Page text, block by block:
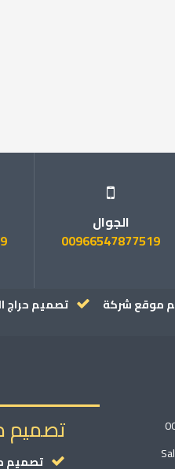
الجوال
00966547877519
موقع شركة تصميم حراج
تصميم
تصميم